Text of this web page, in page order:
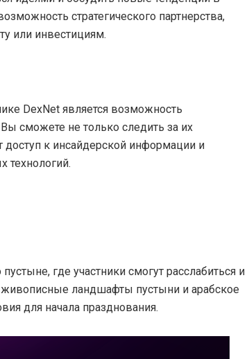
стратегического партнерства,
или инвестициям.
DexNet является возможность
сможете не только следить за их
доступ к инсайдерской информации и
технологий.
где участники смогут расслабиться и
ландшафты пустыни и арабское
для начала празднования.